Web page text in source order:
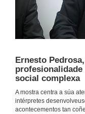
Ernesto
social complexa
A mostra centra a súa
intérpretes
acontecementos tan